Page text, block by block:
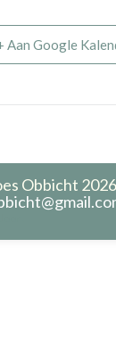
Aan Google
Obbicht 2026